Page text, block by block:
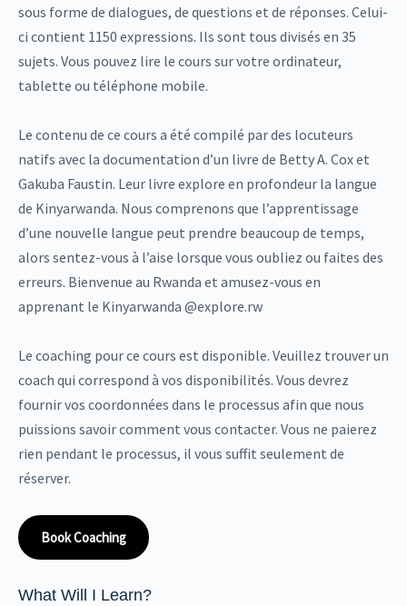
sous forme de dialogues, de questions et de réponses. Celui-
ci contient 1150 expressions. Ils sont tous divisés en 35
sujets. Vous pouvez lire le cours sur votre ordinateur,
tablette ou téléphone mobile.
Le contenu de ce cours a été compilé par des locuteurs
natifs avec la documentation d’un livre de Betty A. Cox et
Gakuba Faustin. Leur livre explore en profondeur la langue
de Kinyarwanda. Nous comprenons que l’apprentissage
d’une nouvelle langue peut prendre beaucoup de temps,
alors sentez-vous à l’aise lorsque vous oubliez ou faites des
erreurs. Bienvenue au Rwanda et amusez-vous en
apprenant le Kinyarwanda @explore.rw
Le coaching pour ce cours est disponible. Veuillez trouver un
coach qui correspond à vos disponibilités. Vous devrez
fournir vos coordonnées dans le processus afin que nous
puissions savoir comment vous contacter. Vous ne paierez
rien pendant le processus, il vous suffit seulement de
réserver.
Book Coaching
What Will I Learn?